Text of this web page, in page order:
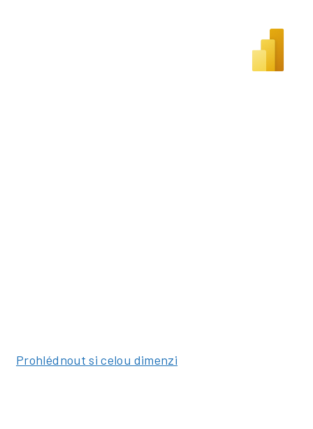
Prohlédnout si celou dimenzi